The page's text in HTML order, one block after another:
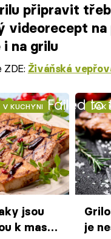
připravit
videorecept
na grilu
Živáňská
Failed to
KUCHYNI
jsou
k masu.
JAK
je